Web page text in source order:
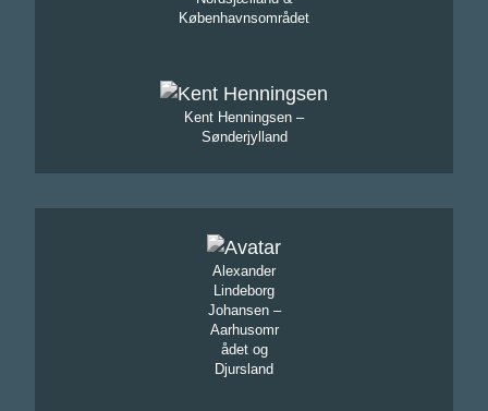
Københavnsområdet
Kent Henningsen –
Sønderjylland
Alexander
Lindeborg
Johansen –
Aarhusomr
ådet og
Djursland